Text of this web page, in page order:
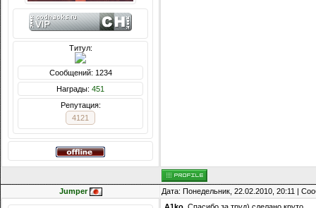
Титул:
Сообщений: 1234
Награды: 451
Репутация:
4121
Jumper Дата: Понедельник, 22.02.2010, 20:11 |